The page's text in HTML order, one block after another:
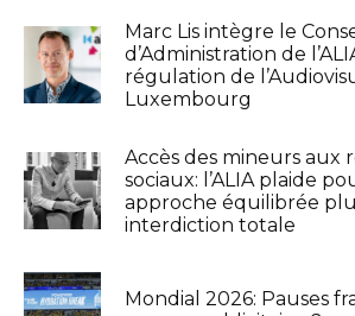
Marc Lis intègre le
d’Administration de
régulation de
Luxembourg
Accès des mineurs aux
sociaux: l’ALIA plaide
approche équilibrée
interdiction totale
Mondial 2026: Pauses